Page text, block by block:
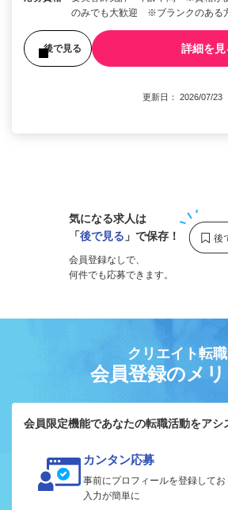
のみでも大歓迎 ※ブランクのある
後で見る 詳細を見
更新日： 2026/07/
気になる求人は
「後で見る 」で保存！
会員登録なしで、
何件でも応募できます。
クリエイト転職
会員登録のメリ
会員限定機能であなたの転職活動をアシ
カンタン応募
事前にプロフィールを登録して
入力が簡単に